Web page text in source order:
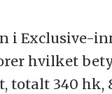
i Exclusive-
hvilket
totalt 340 hk,